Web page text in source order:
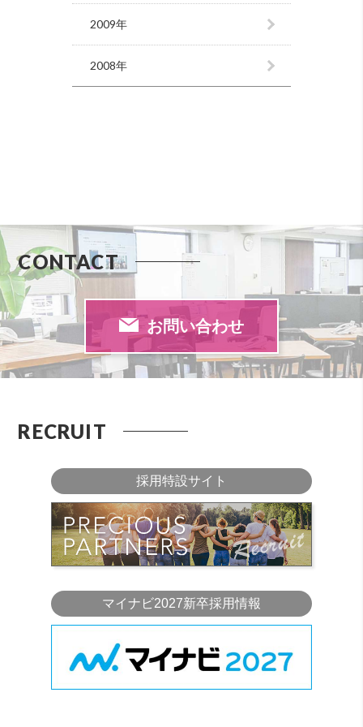
2009年
2008年
CONTACT
お問い合わせ
RECRUIT
採用特設サイト
マイナビ2027新卒採用情報